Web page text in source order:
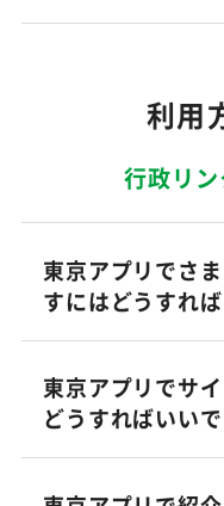
利用
行政リ
東京アプリでさ
すにはどうすれば
東京アプリでサ
どうすればいいで